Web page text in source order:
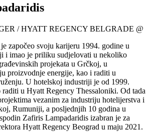
/ HYATT REGENCY BELGRADE @
započeo svoju karijeru 1994. godine u
i imao je priliku sudjelovati u nekoliko
projekata u Grčkoj, u
proizvodnje energije, kao i raditi u
U hotelskoj industriji je od 1999.
raditi u Hyatt Regency Thessaloniki. Od tada
vezanim za industriju hotelijerstva i
Rumuniji, a posljednjih 10 godina u
Zafiris Lampadaridis izabran je za
Hyatt Regency Beograd u maju 2021.